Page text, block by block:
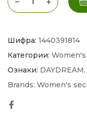
Шифра: 1440391814
Категории:
Ознаки: DAYDREAM,
Brands: Women's